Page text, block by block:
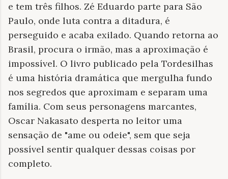
e tem três filhos. Zé Eduardo parte para São
Paulo, onde luta contra a ditadura, é
perseguido e acaba exilado. Quando retorna ao
Brasil, procura o irmão, mas a aproximação é
impossível. O livro publicado pela Tordesilhas
é uma história dramática que mergulha fundo
nos segredos que aproximam e separam uma
família. Com seus personagens marcantes,
Oscar Nakasato desperta no leitor uma
sensação de "ame ou odeie", sem que seja
possível sentir qualquer dessas coisas por
completo.